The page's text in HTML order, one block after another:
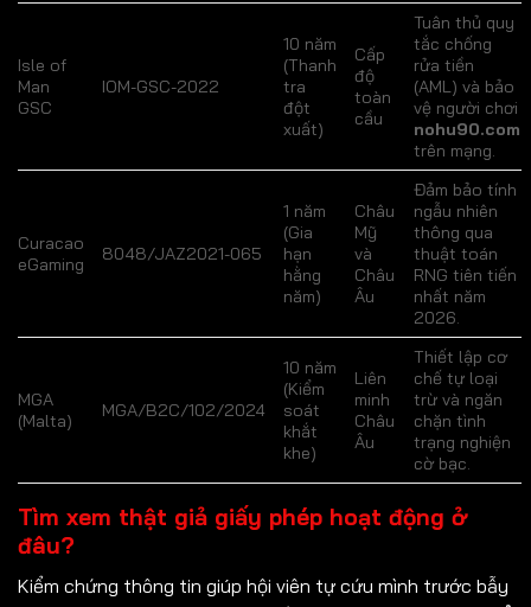
Isle of
Man
GSC
IOM-GSC-2022
10 năm
(Thanh
tra
đột
xuất)
Cấp
độ
toàn
cầu
Tuân thủ quy
tắc chống
rửa tiền
(AML) và bảo
vệ người chơi
nohu90.com
trên mạng.
Curacao
eGaming
8048/JAZ2021-065
1 năm
(Gia
hạn
hằng
năm)
Châu
Mỹ
và
Châu
Âu
Đảm bảo tính
ngẫu nhiên
thông qua
thuật toán
RNG tiên tiến
nhất năm
2026.
MGA
(Malta)
MGA/B2C/102/2024
10 năm
(Kiểm
soát
khắt
khe)
Liên
minh
Châu
Âu
Thiết lập cơ
chế tự loại
trừ và ngăn
chặn tình
trạng nghiện
cờ bạc.
Tìm xem thật giả giấy phép hoạt động ở
đâu?
Kiểm chứng thông tin giúp hội viên tự cứu mình trước bẫy